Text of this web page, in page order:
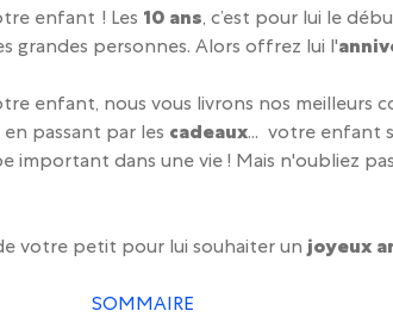
enfant ! Les 10 ans, c’est pour lui le
grandes personnes. Alors offrez lui l'
enfant, nous vous livrons nos meilleurs
en passant par les cadeaux... votre enfant
important dans une vie ! Mais n'oubliez
votre petit pour lui souhaiter un joyeux
SOMMAIRE